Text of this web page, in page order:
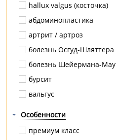
паховый
повязка Дезо
пупочный
согревающий
стома
стоподержатель
тутор
эластичный
hallux valgus (косточка)
абдоминопластика
артрит / артроз
болезнь Осгуд-Шляттера
болезнь Шейермана-Мау
бурсит
вальгус
Особенности
премиум класс